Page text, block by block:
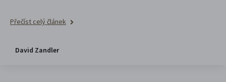
Přečíst celý článek
David Zandler